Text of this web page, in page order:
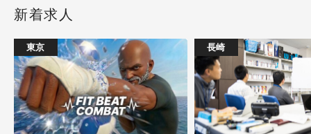
新着求人
東京 長崎